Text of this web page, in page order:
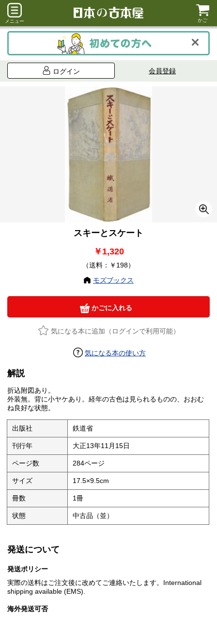
メニュー かご
ログイン 会員登録
スキーとスケート
￥1,320
（送料：￥198）
モズブックス
かごに入れる
気になる本に追加（ログインで利用可能）
気になる本の使い方
解説
折込附図あり。
外装無。背に小ヤケあり。経年の古色は見られるものの、おおむ
ね良好な状態。
出版社 鉄道省
刊行年 大正13年11月15日
ページ数 284ページ
サイズ 17.5×9.5cm
冊数 1冊
状態 中古品（並）
発送について
発送ポリシー
実際の送料はご注文後に改めてご連絡いたします。International
shipping available (EMS).
海外発送可否